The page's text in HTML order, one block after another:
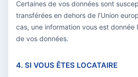
Certaines de vos données sont
transférées en dehors de l’Union
cas, une information vous est donnée
de vos données.
4. SI VOUS ÊTES LOCATAIRE